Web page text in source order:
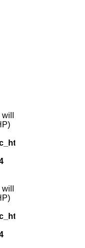
wp-
wp-